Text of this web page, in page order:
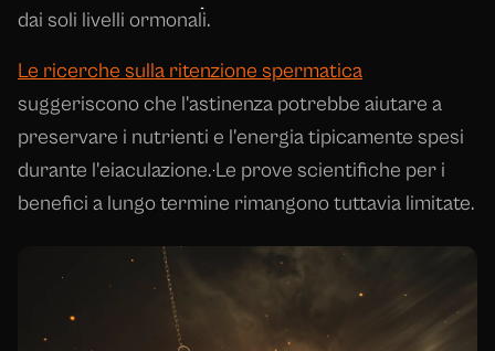
dai soli livelli ormonali.
Le ricerche sulla ritenzione spermatica
suggeriscono che l'astinenza potrebbe aiutare a
preservare i nutrienti e l'energia tipicamente spesi
durante l'eiaculazione. Le prove scientifiche per i
benefici a lungo termine rimangono tuttavia limitate.